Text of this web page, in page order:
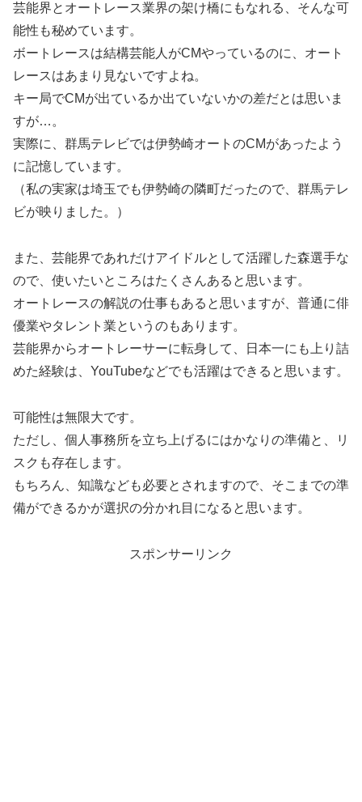
芸能界とオートレース業界の架け橋にもなれる、そんな可
能性も秘めています。
ボートレースは結構芸能人がCMやっているのに、オート
レースはあまり見ないですよね。
キー局でCMが出ているか出ていないかの差だとは思いま
すが…。
実際に、群馬テレビでは伊勢崎オートのCMがあったよう
に記憶しています。
（私の実家は埼玉でも伊勢崎の隣町だったので、群馬テレ
ビが映りました。）
また、芸能界であれだけアイドルとして活躍した森選手な
ので、使いたいところはたくさんあると思います。
オートレースの解説の仕事もあると思いますが、普通に俳
優業やタレント業というのもあります。
芸能界からオートレーサーに転身して、日本一にも上り詰
めた経験は、YouTubeなどでも活躍はできると思います。
可能性は無限大です。
ただし、個人事務所を立ち上げるにはかなりの準備と、リ
スクも存在します。
もちろん、知識なども必要とされますので、そこまでの準
備ができるかが選択の分かれ目になると思います。
スポンサーリンク